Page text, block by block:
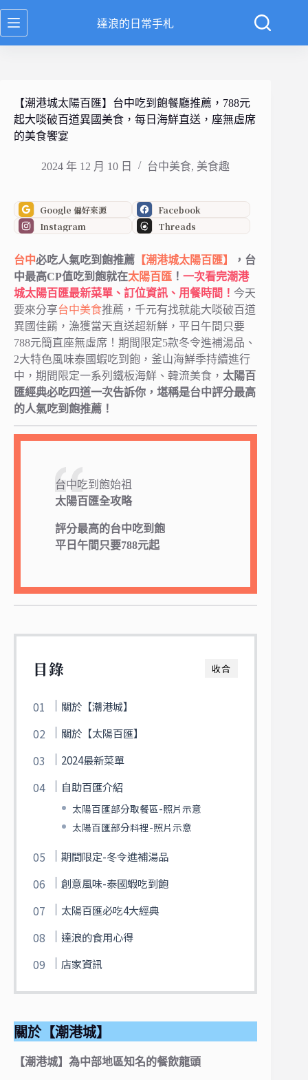
跳
至
達浪的日常手札
【潮港城太陽百匯】台中吃到飽餐廳推薦，788元
起大啖破百道異國美食，每日海鮮直送，座無虛席
的美食饗宴
2024 年 12 月 10 日 台中美食, 美食趣
Google 偏好來源
Facebook
Instagram
Threads
台中必吃人氣吃到飽推薦 【潮港城太陽百匯】
，台
中最高CP值吃到飽就在太陽百匯 ！ 一次看完潮港
城太陽百匯最新菜單、訂位資訊、用餐時間！ 今天
要來分享台中美食推薦，千元有找就能大啖破百道
異國佳餚，漁獲當天直送超新鮮，平日午間只要
788元簡直座無虛席！期間限定5款冬令進補湯品、
2大特色風味泰國蝦吃到飽，釜山海鮮季持續進行
中，期間限定一系列鐵板海鮮、韓流美食， 太陽百
匯經典必吃四道一次告訴你，堪稱是台中評分最高
的人氣吃到飽推薦！
台中吃到飽始祖
太陽百匯全攻略
評分最高的台中吃到飽
平日午間只要788元起
收合
目錄
關於【潮港城】
關於【太陽百匯】
2024最新菜單
自助百匯介紹
太陽百匯部分取餐區-照片示意
太陽百匯部分料裡-照片示意
期間限定-冬令進補湯品
創意風味-泰國蝦吃到飽
太陽百匯必吃4大經典
達浪的食用心得
店家資訊
關於【潮港城】
【潮港城】為中部地區知名的餐飲龍頭